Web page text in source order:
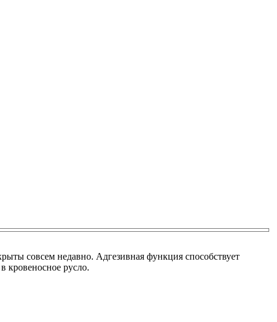
совсем недавно. Адгезивная функция способствует
кровеносное русло.